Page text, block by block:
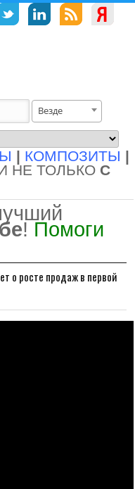
Везде
| КОМПОЗИТЫ |
НЕ ТОЛЬКО С
! Помоги
о росте продаж в первой